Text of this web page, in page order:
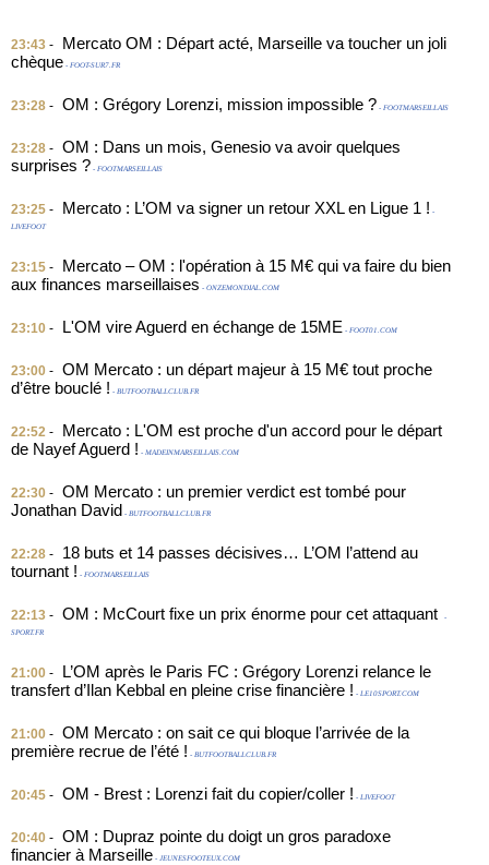
23:43 -
Mercato OM : Départ acté, Marseille va toucher un joli
chèque - FOOT-SUR7.FR
23:28 - OM : Grégory Lorenzi, mission impossible ? - FOOTMARSEILLAIS
23:28 - OM : Dans un mois, Genesio va avoir quelques
surprises ? - FOOTMARSEILLAIS
23:25 - Mercato : L’OM va signer un retour XXL en Ligue 1 ! -
LIVEFOOT
23:15 -
Mercato – OM : l'opération à 15 M€ qui va faire du bien
aux finances marseillaises - ONZEMONDIAL.COM
23:10 - L'OM vire Aguerd en échange de 15ME - FOOT01.COM
23:00 - OM Mercato : un départ majeur à 15 M€ tout proche
d’être bouclé ! - BUTFOOTBALLCLUB.FR
22:52 -
Mercato : L'OM est proche d'un accord pour le départ
de Nayef Aguerd ! - MADEINMARSEILLAIS.COM
22:30 - OM Mercato : un premier verdict est tombé pour
Jonathan David - BUTFOOTBALLCLUB.FR
22:28 -
18 buts et 14 passes décisives… L’OM l’attend au
tournant ! - FOOTMARSEILLAIS
22:13 - OM : McCourt fixe un prix énorme pour cet attaquant
-
SPORT.FR
21:00 -
L’OM après le Paris FC : Grégory Lorenzi relance le
transfert d’Ilan Kebbal en pleine crise financière ! - LE10SPORT.COM
21:00 - OM Mercato : on sait ce qui bloque l’arrivée de la
première recrue de l’été ! - BUTFOOTBALLCLUB.FR
20:45 - OM - Brest : Lorenzi fait du copier/coller ! - LIVEFOOT
20:40 - OM : Dupraz pointe du doigt un gros paradoxe
financier à Marseille - JEUNESFOOTEUX.COM